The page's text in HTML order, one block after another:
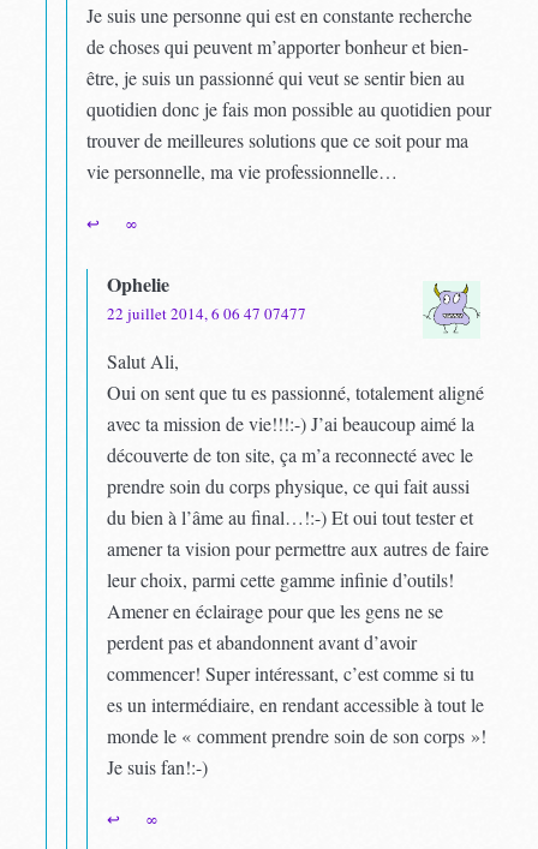
Je suis une personne qui est en constante recherche
de choses qui peuvent m’apporter bonheur et bien-
être, je suis un passionné qui veut se sentir bien au
quotidien donc je fais mon possible au quotidien pour
trouver de meilleures solutions que ce soit pour ma
vie personnelle, ma vie professionnelle…
↩ ∞
Ophelie
22 juillet 2014, 6 06 47 07477
Salut Ali,
Oui on sent que tu es passionné, totalement aligné
avec ta mission de vie!!!:-) J’ai beaucoup aimé la
découverte de ton site, ça m’a reconnecté avec le
prendre soin du corps physique, ce qui fait aussi
du bien à l’âme au final…!:-) Et oui tout tester et
amener ta vision pour permettre aux autres de faire
leur choix, parmi cette gamme infinie d’outils!
Amener en éclairage pour que les gens ne se
perdent pas et abandonnent avant d’avoir
commencer! Super intéressant, c’est comme si tu
es un intermédiaire, en rendant accessible à tout le
monde le « comment prendre soin de son corps »!
Je suis fan!:-)
↩ ∞